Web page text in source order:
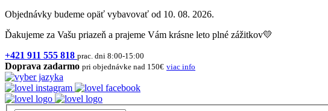
Objednávky budeme opäť vybavovať od 10. 08. 2026.
Ďakujeme za Vašu priazeň a prajeme Vám krásne leto plné zážitkov💛
+421 911 555 818 prac. dni 8:00-15:00
Doprava zadarmo pri objednávke nad 150€ viac info